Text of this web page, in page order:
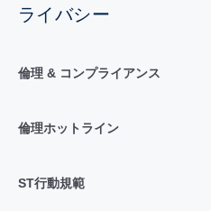
ライバシー
倫理 & コンプライアンス
倫理ホットライン
ST行動規範